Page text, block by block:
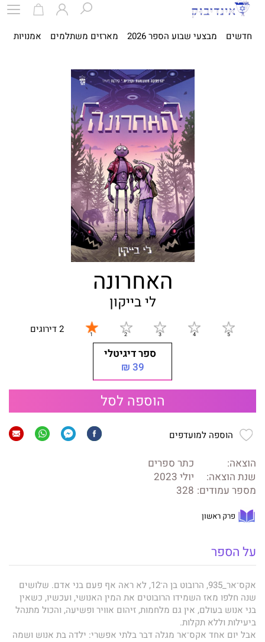
חדשים מבצעי שבוע הספר 2026 מארזים משתלמים אמנויות
האחרונה
לי בייקון
2 דירוגים
ספר דיגיטלי
39 ₪
הוספה לסל
הוספה למועדפים
הוצאה:
כתר ספרים
שנת הוצאה:
יולי 2023
מספר עמודים: 328
פרק ראשון
על הספר
אקס־אר_935, הרובוט בן ה־12, לא ראה אף פעם בני אדם. שלושים
שנה חלפו מאז השמידו הרובוטים את המין האנושי, ועכשיו, כשאין
בני אנוש בעולם, אין גם מלחמות, זיהום אוויר ופשיעה, והכול מתנהל
ביעילות וללא תקלות.
אבל יום אחד אקס־אר מגלה דבר בלתי אפשרי: ילדה בת אנוש ושמה